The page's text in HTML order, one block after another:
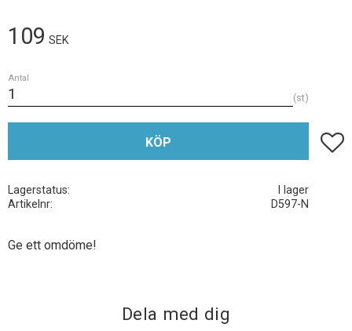
109 SEK
Antal
st
KÖP Lägg
Lagerstatus
I lager
Artikelnr
D597-N
Ge ett omdöme!
Dela med dig